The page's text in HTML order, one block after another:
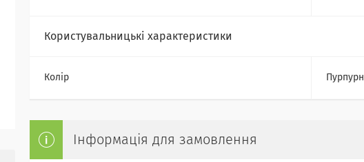
Користувальницькі характеристики
Колір
Інформація для замовлення